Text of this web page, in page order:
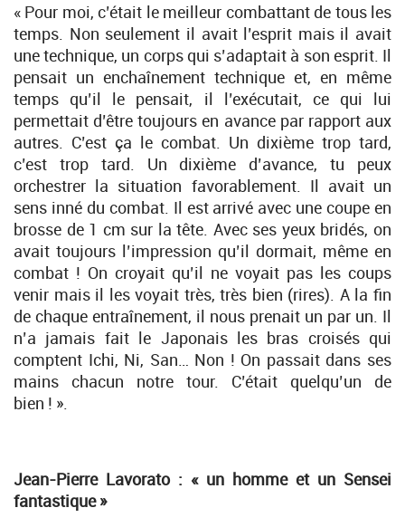
« Pour moi, c’était le meilleur combattant de tous les
temps. Non seulement il avait l’esprit mais il avait
une technique, un corps qui s’adaptait à son esprit. Il
pensait un enchaînement technique et, en même
temps qu’il le pensait, il l’exécutait, ce qui lui
permettait d’être toujours en avance par rapport aux
autres. C’est ça le combat. Un dixième trop tard,
c’est trop tard. Un dixième d’avance, tu peux
orchestrer la situation favorablement. Il avait un
sens inné du combat. Il est arrivé avec une coupe en
brosse de 1 cm sur la tête. Avec ses yeux bridés, on
avait toujours l’impression qu’il dormait, même en
combat ! On croyait qu’il ne voyait pas les coups
venir mais il les voyait très, très bien (rires). A la fin
de chaque entraînement, il nous prenait un par un. Il
n’a jamais fait le Japonais les bras croisés qui
comptent Ichi, Ni, San… Non ! On passait dans ses
mains chacun notre tour. C’était quelqu’un de
bien ! ».
Jean-Pierre Lavorato : « un homme et un Sensei
fantastique »